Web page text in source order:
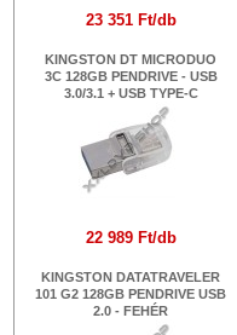
23 351 Ft/db
KINGSTON DT MICRODUO
3C 128GB PENDRIVE - USB
3.0/3.1 + USB TYPE-C
22 989 Ft/db
KINGSTON DATATRAVELER
101 G2 128GB PENDRIVE USB
2.0 - FEHÉR